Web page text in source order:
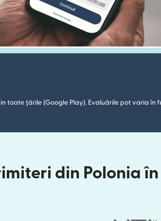
toate țările (Google Play). Evaluările pot varia în
din Polonia în